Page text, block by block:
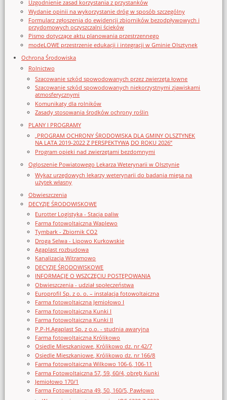
Uzgodnienie zasad korzystania z przystanków
Wydanie opinii na wykorzystanie dróg w sposób szczególny
Formularz zgłoszenia do ewidencji zbiorników bezodpływowych i
przydomowych oczyszczalni ścieków
Pismo dotyczące aktu planowania przestrzennego
modeLOWE przestrzenie edukacji i integracji w Gminie Olsztynek
Ochrona Środowiska
Rolnictwo
Szacowanie szkód spowodowanych przez zwierzęta łowne
Szacowanie szkód spowodowanych niekorzystnymi zjawiskami
atmosferycznymi
Komunikaty dla rolników
Zasady stosowania środków ochrony roślin
PLANY I PROGRAMY
„PROGRAM OCHRONY ŚRODOWISKA DLA GMINY OLSZTYNEK
NA LATA 2019-2022 Z PERSPEKTYWĄ DO ROKU 2026”
Program opieki nad zwierzętami bezdomnymi
Ogloszenie Powiatowego Lekarza Weterynarii w Olsztynie
Wykaz urzędowych lekarzy weterynarii do badania mięsa na
użytek własny
Obwieszczenia
DECYZJE ŚRODOWISKOWE
Eurotter Logistyka - Stacja paliw
Farma fotowoltaiczna Waplewo
Tymbark - Zbiornik CO2
Droga Selwa - Lipowo Kurkowskie
Agaplast rozbudowa
Kanalizacja Witramowo
DECYZJE ŚRODOWISKOWE
INFORMACJE O WSZCZĘCIU POSTĘPOWANIA
Obwieszczenia - udział społeczeństwa
Europrofil Sp. z o. o. – instalacja fotowoltaiczna
Farma fotowoltaiczna Jemiołowo I
Farma fotowoltaiczna Kunki I
Farma fotowoltaiczna Kunki II
P.P-H.Agaplast Sp. z o.o. - studnia awaryjna
Farma fotowoltaiczna Królikowo
Osiedle Mieszkaniowe, Królikowo dz. nr 42/7
Osiedle Mieszkaniowe, Królikowo dz. nr 166/8
Farma fotowoltaiczna Wilkowo 106-6, 106-11
Farma Fotowoltaiczna 57, 59, 60/4, obręb Kunki
Jemiołowo 170/1
Farma Fotowoltaiczna 49, 50, 160/5, Pawłowo